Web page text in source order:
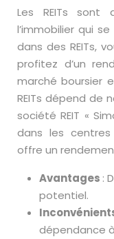
Les REITs sont
l’immobilier qui
dans des REITs,
profitez d’un
marché boursier
REITs dépend de
société REIT «
dans les
offre un
Avantages :
potentiel.
dépendance